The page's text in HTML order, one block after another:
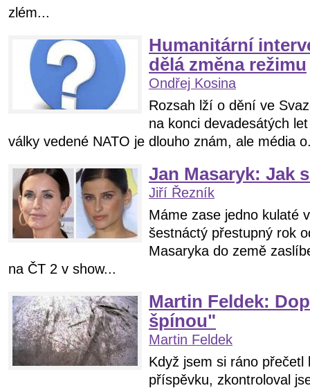
zlém...
Humanitární
dělá změna režimu
Ondřej Kosina
Rozsah lží o dění ve
na konci devadesátých
války vedené NATO je dlouho znám, ale média
Jan Masaryk: Jak
Jiří Řezník
Máme zase jedno kulaté
šestnáctý přestupný rok
Masaryka do země
na ČT 2 v show...
Martin Feldek:
špínou"
Martin Feldek
Když jsem si ráno
příspěvku, zkontroloval